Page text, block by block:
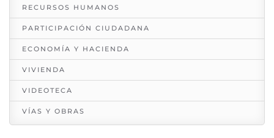
RECURSOS HUMANOS
PARTICIPACIÓN CIUDADANA
ECONOMÍA Y HACIENDA
VIVIENDA
VIDEOTECA
VÍAS Y OBRAS